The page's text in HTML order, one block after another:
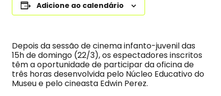
Adicione ao calendário
Depois da sessão de cinema infanto-juvenil das
15h de domingo (22/3), os espectadores inscritos
têm a oportunidade de participar da oficina de
três horas desenvolvida pelo Núcleo Educativo do
Museu e pelo cineasta Edwin Perez.